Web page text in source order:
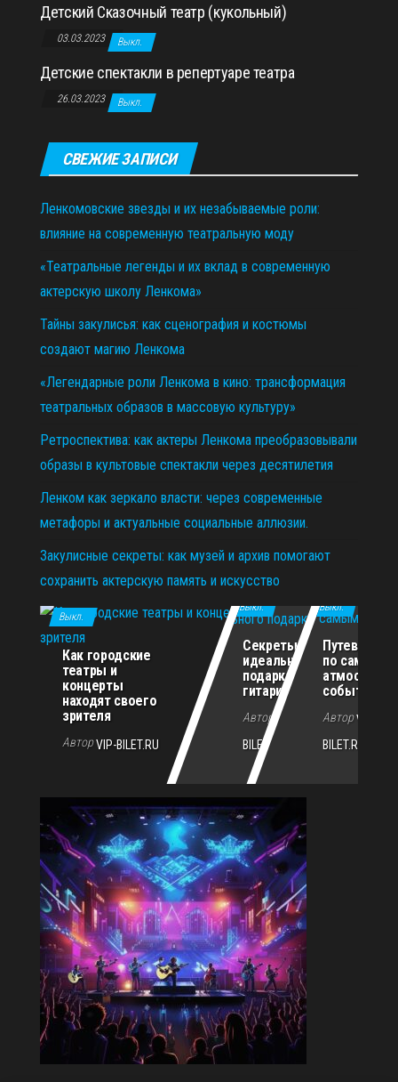
Детский Сказочный театр (кукольный)
03.03.2023 Выкл.
Детские спектакли в репертуаре театра
26.03.2023 Выкл.
СВЕЖИЕ ЗАПИСИ
Ленкомовские звезды и их незабываемые роли:
влияние на современную театральную моду
«Театральные легенды и их вклад в современную
актерскую школу Ленкома»
Тайны закулисья: как сценография и костюмы
создают магию Ленкома
«Легендарные роли Ленкома в кино: трансформация
театральных образов в массовую культуру»
Ретроспектива: как актеры Ленкома преобразовывали
образы в культовые спектакли через десятилетия
Ленком как зеркало власти: через современные
метафоры и актуальные социальные аллюзии.
Закулисные секреты: как музей и архив помогают
сохранить актерскую память и искусство
02.07.2026
Выкл.
Как городские
театры и
концерты
находят своего
зрителя
АвторVIP-BILET.RU
11.12.2025
Выкл.
Секреты
идеального
подарка для
гитариста
Автор VIP-
BILET.RU
Выкл.
по самым
событиям
АвторVIP-
BILET.RU